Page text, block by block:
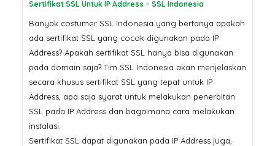
Sertifikat SSL Untuk IP Address – SSL Indonesia
Banyak costumer SSL Indonesia yang bertanya apakah
ada sertifikat SSL yang cocok digunakan pada IP
Address? Apakah sertifikat SSL hanya bisa digunakan
pada domain saja? Tim SSL Indonesia akan menjelaskan
secara khusus sertifikat SSL yang tepat untuk IP
Address, apa saja syarat untuk melakukan penerbitan
SSL pada IP Address dan bagaimana cara melakukan
instalasi.
Sertifikat SSL dapat digunakan pada IP Address juga,